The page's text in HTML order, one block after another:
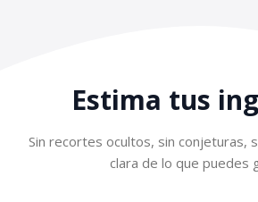
Estima tus
Sin recortes ocultos, sin conjeturas,
clara de lo que puedes